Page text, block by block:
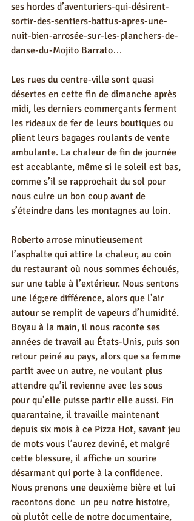
ses hordes d’aventuriers-qui-désirent-
sortir-des-sentiers-battus-apres-une-
nuit-bien-arrosée-sur-les-planchers-de-
danse-du-Mojito Barrato…
Les rues du centre-ville sont quasi
désertes en cette fin de dimanche après
midi, les derniers commerçants ferment
les rideaux de fer de leurs boutiques ou
plient leurs bagages roulants de vente
ambulante. La chaleur de fin de journée
est accablante, même si le soleil est bas,
comme s’il se rapprochait du sol pour
nous cuire un bon coup avant de
s’éteindre dans les montagnes au loin.
Roberto arrose minutieusement
l’asphalte qui attire la chaleur, au coin
du restaurant où nous sommes échoués,
sur une table à l’extérieur. Nous sentons
une lég;ere différence, alors que l’air
autour se remplit de vapeurs d’humidité.
Boyau à la main, il nous raconte ses
années de travail au États-Unis, puis son
retour peiné au pays, alors que sa femme
partit avec un autre, ne voulant plus
attendre qu’il revienne avec les sous
pour qu’elle puisse partir elle aussi. Fin
quarantaine, il travaille maintenant
depuis six mois à ce Pizza Hot, savant jeu
de mots vous l’aurez deviné, et malgré
cette blessure, il affiche un sourire
désarmant qui porte à la confidence.
Nous prenons une deuxième bière et lui
racontons donc  un peu notre histoire,
où plutôt celle de notre documentaire,